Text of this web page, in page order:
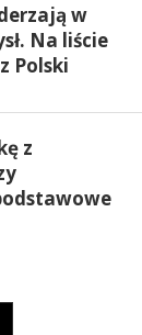
w
Na liście
Polski
z